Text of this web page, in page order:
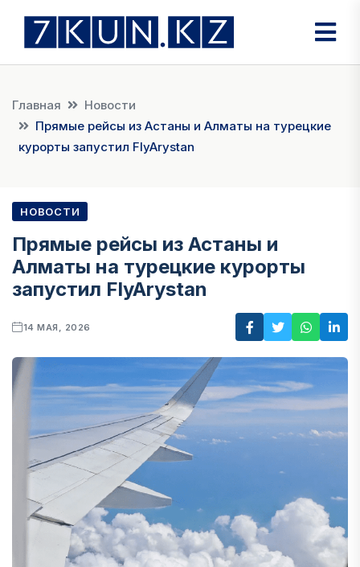
Главная
Новости
Прямые рейсы из Астаны и Алматы на турецкие
курорты запустил FlyArystan
НОВОСТИ
Прямые рейсы из Астаны и
Алматы на турецкие курорты
запустил FlyArystan
14 МАЯ, 2026